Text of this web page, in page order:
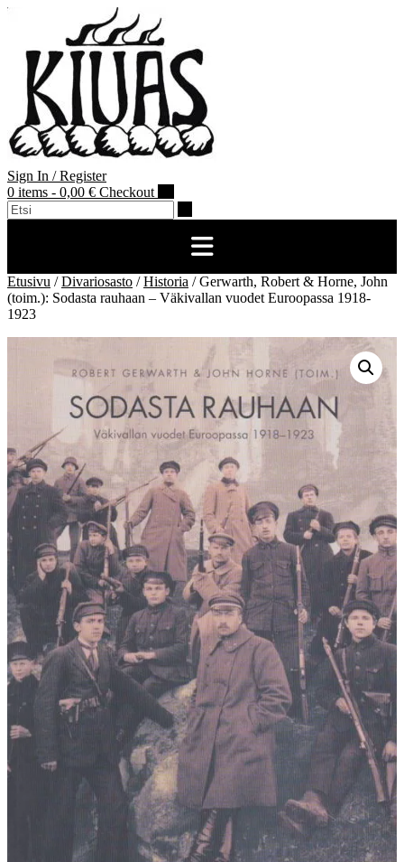
Skip
content
Sign In / Register
0 items - 0,00 € Checkout
Etusivu /Divariosasto /Historia / Gerwarth, Robert & Horne, John
(toim.): Sodasta rauhaan – Väkivallan vuodet Euroopassa 1918-
1923